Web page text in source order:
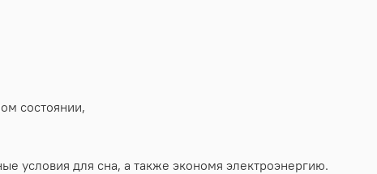
состоянии,
условия для сна, а также экономя электроэнергию.